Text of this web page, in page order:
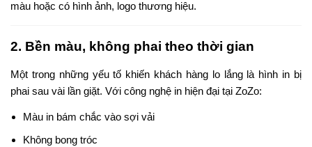
màu hoặc có hình ảnh, logo thương hiệu.
2. Bền màu, không phai theo thời gian
Một trong những yếu tố khiến khách hàng lo lắng là hình in bị
phai sau vài lần giặt. Với công nghệ in hiện đại tại ZoZo:
Màu in bám chắc vào sợi vải
Không bong tróc